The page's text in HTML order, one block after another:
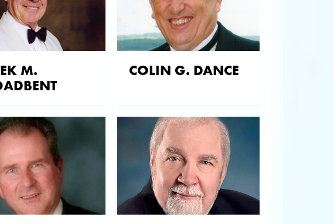
regelmässiger Besuch dieser Seite lohn sich also in
M.
COLIN G. DANCE